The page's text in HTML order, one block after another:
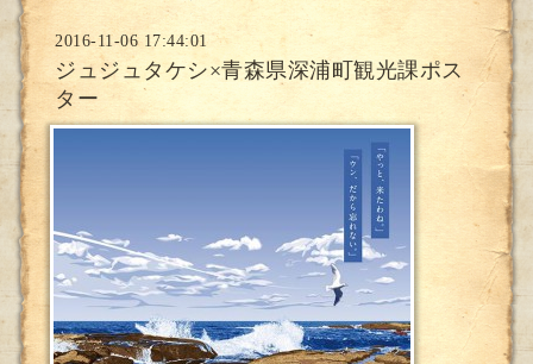
2016-11-06 17:44:01
ジュジュタケシ×青森県深浦町観光課ポス
ター